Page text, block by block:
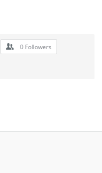
0 Followers